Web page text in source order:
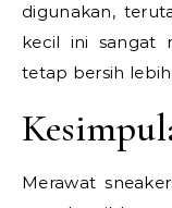
digunakan,
kecil ini sangat
tetap bersih
Merawat